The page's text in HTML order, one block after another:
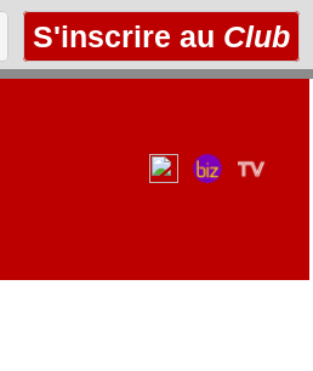
S'inscrire au Club